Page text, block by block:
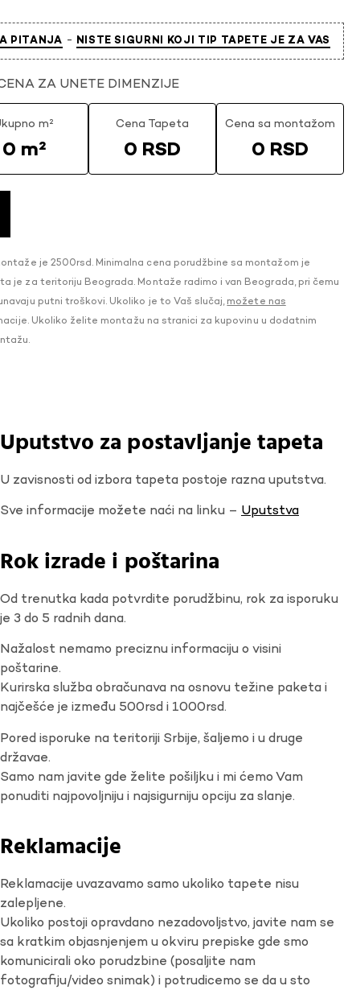
PITANJA - NISTE SIGURNI KOJI TIP TAPETE JE ZA VAS
ZA UNETE DIMENZIJE
m²
0 m²
Cena Tapeta
0 RSD
Cena sa montažom
0 RSD
je 2500rsd. Minimalna cena porudžbine sa montažom je
je za teritoriju Beograda. Montaže radimo i van Beograda, pri čemu
putni troškovi. Ukoliko je to Vaš slučaj, možete nas
Ukoliko želite montažu na stranici za kupovinu u dodatnim
Uputstvo za postavljanje tapeta
U zavisnosti od izbora tapeta postoje razna uputstva.
Sve informacije možete naći na linku – Uputstva
Rok izrade i poštarina
Od trenutka kada potvrdite porudžbinu, rok za isporuku
je 3 do 5 radnih dana.
Nažalost nemamo preciznu informaciju o visini
poštarine.
Kurirska služba obračunava na osnovu težine paketa i
najčešće je između 500rsd i 1000rsd.
Pored isporuke na teritoriji Srbije, šaljemo i u druge
državae.
Samo nam javite gde želite pošiljku i mi ćemo Vam
ponuditi najpovoljniju i najsigurniju opciju za slanje.
Reklamacije
Reklamacije uvazavamo samo ukoliko tapete nisu
zalepljene.
Ukoliko postoji opravdano nezadovoljstvo, javite nam se
sa kratkim objasnjenjem u okviru prepiske gde smo
komunicirali oko porudzbine (posaljite nam
fotografiju/video snimak) i potrudicemo se da u sto